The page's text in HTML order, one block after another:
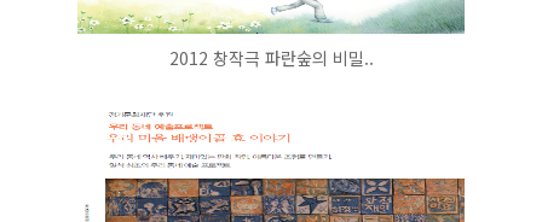
2012 창작극 파란숲의 비밀..